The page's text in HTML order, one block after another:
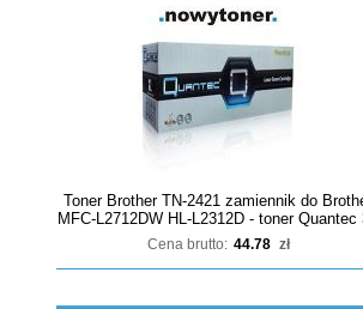
Toner Brother TN-2421 zamiennik do
MFC-L2712DW HL-L2312D - toner Quantec
Cena brutto: 44.78 zł